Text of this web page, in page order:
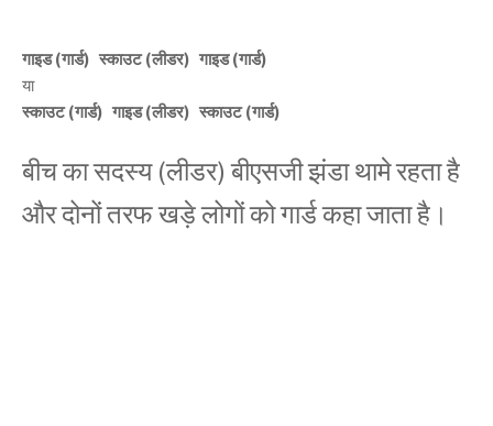
गाइड (गार्ड) स्काउट (लीडर) गाइड (गार्ड)
या
स्काउट (गार्ड) गाइड (लीडर) स्काउट (गार्ड)
बीच का सदस्य (लीडर) बीएसजी झंडा थामे रहता है
और दोनों तरफ खड़े लोगों को गार्ड कहा जाता है।